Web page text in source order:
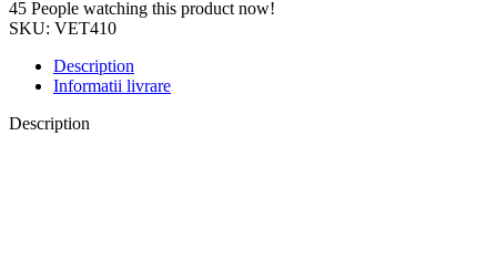
45 People watching this product now!
SKU: VET410
Description
Informatii livrare
Description